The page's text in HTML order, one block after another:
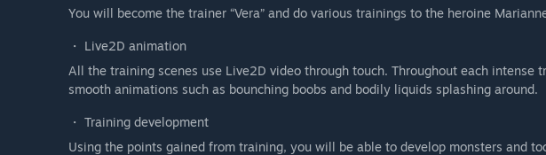
You will become the trainer “Vera” and do various trainings to the heroine
・ Live2D animation
All the training scenes use Live2D video through touch. Throughout each intense
smooth animations such as bounching boobs and bodily liquids splashing around.
・ Training development
Using the points gained from training, you will be able to develop monsters and